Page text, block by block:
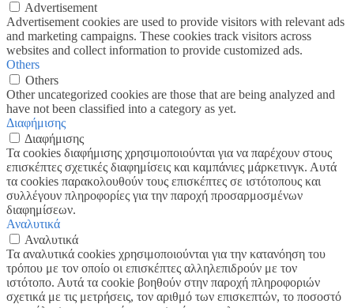
Advertisement
Advertisement cookies are used to provide visitors with relevant ads
and marketing campaigns. These cookies track visitors across
websites and collect information to provide customized ads.
Others
Others
Other uncategorized cookies are those that are being analyzed and
have not been classified into a category as yet.
Διαφήμισης
Διαφήμισης
Τα cookies διαφήμισης χρησιμοποιούνται για να παρέχουν στους
επισκέπτες σχετικές διαφημίσεις και καμπάνιες μάρκετινγκ. Αυτά
τα cookies παρακολουθούν τους επισκέπτες σε ιστότοπους και
συλλέγουν πληροφορίες για την παροχή προσαρμοσμένων
διαφημίσεων.
Αναλυτικά
Αναλυτικά
Τα αναλυτικά cookies χρησιμοποιούνται για την κατανόηση του
τρόπου με τον οποίο οι επισκέπτες αλληλεπιδρούν με τον
ιστότοπο. Αυτά τα cookie βοηθούν στην παροχή πληροφοριών
σχετικά με τις μετρήσεις, τον αριθμό των επισκεπτών, το ποσοστό